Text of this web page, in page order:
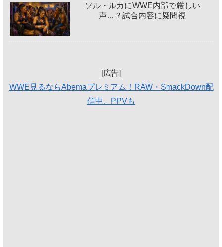
ソル・ルカにWWE内部で厳しい
声…？試合内容に疑問視
[広告]
WWE見るならAbemaプレミアム！RAW・SmackDown配
信中、PPVも